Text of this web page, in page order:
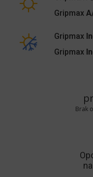
Gripmax
Gripmax
Gripmax
Brak